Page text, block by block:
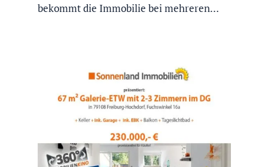
bekommt die Immobilie bei mehreren…